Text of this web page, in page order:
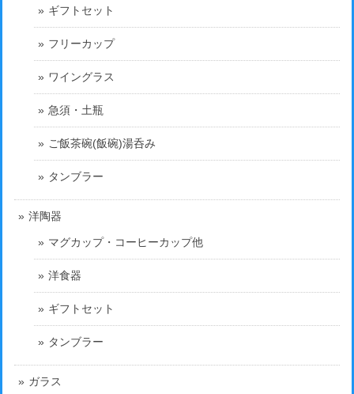
ギフトセット
フリーカップ
ワイングラス
急須・土瓶
ご飯茶碗(飯碗)湯呑み
タンブラー
洋陶器
マグカップ・コーヒーカップ他
洋食器
ギフトセット
タンブラー
ガラス